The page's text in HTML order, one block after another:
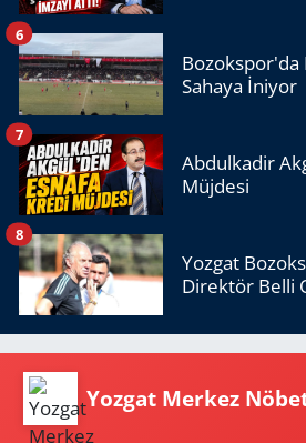
Bozokspor'da
Sahaya İniyor
6
Abdulkadir
Müjdesi
7
Yozgat
Direktör Belli
8
Yozgat Merkez